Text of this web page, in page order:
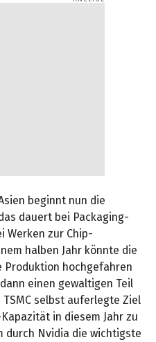
beginnt nun die
dauert bei Packaging-
Werken zur Chip-
halben Jahr könnte die
Produktion hochgefahren
einen gewaltigen Teil
selbst auferlegte Ziel
in diesem Jahr zu
durch Nvidia die wichtigste